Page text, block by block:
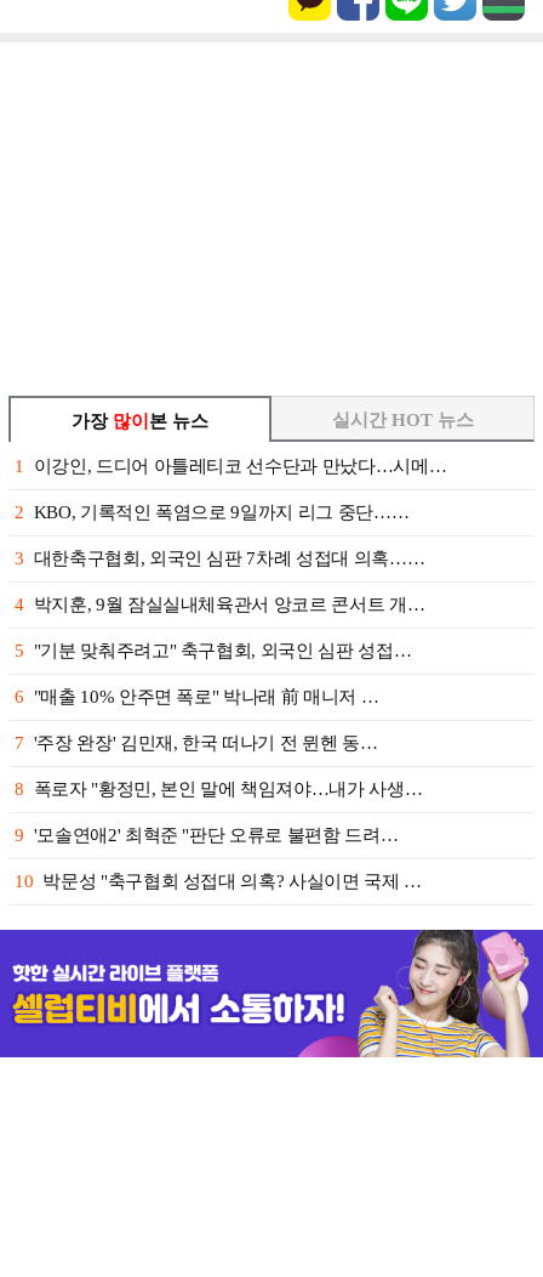
가장 많이 본 뉴스
1 이강인, 드디어 아틀레티코 선수단과 만났다…시메…
2 KBO, 기록적인 폭염으로 9일까지 리그 중단……
3 대한축구협회, 외국인 심판 7차례 성접대 의혹……
4 박지훈, 9월 잠실실내체육관서 앙코르 콘서트 개…
5 "기분 맞춰주려고" 축구협회, 외국인 심판 성접…
6 "매출 10% 안주면 폭로" 박나래 前 매니저 …
7 '주장 완장' 김민재, 한국 떠나기 전 뮌헨 동…
8 폭로자 "황정민, 본인 말에 책임져야…내가 사생…
9 '모솔연애2' 최혁준 "판단 오류로 불편함 드려…
10 박문성 "축구협회 성접대 의혹? 사실이면 국제 …
실시간 HOT 뉴스